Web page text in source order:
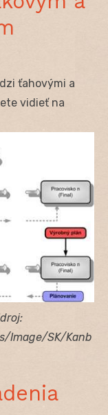
ťahovými a
vidieť na
Image/SK/Kanb